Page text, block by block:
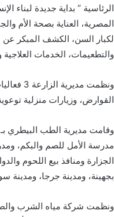
الرئاسية ” بداية جديدة
المصرية، العناية بصحة الأم
لكبار السن، الكشف المبكر عن
والتطعيمات، الخدمات العلاجية
ونظمت
القوارض، وزيارات منزلية
مدرسة الأمل للصم والبكم،
الجزارة ومنافذ بيع اللحوم
بجهينة، ومدينة جرجا، ومدينة سوهاج،